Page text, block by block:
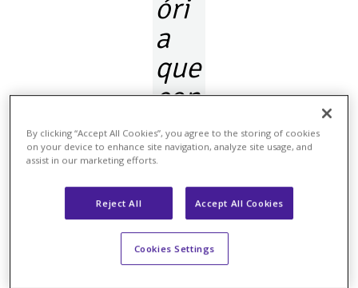
óri
a
que
con
str
uím
os.
A
Cultur
By clicking “Accept All Cookies”, you agree to the storing of cookies
on your device to enhance site navigation, analyze site usage, and
assist in our marketing efforts.
Reject All Accept All Cookies
Cookies Settings